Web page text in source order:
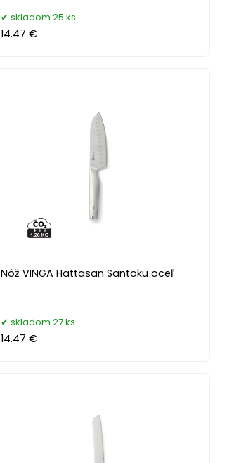
skladom 25 ks
14.47 €
Nôž VINGA Hattasan Santoku oceľ
skladom 27 ks
14.47 €